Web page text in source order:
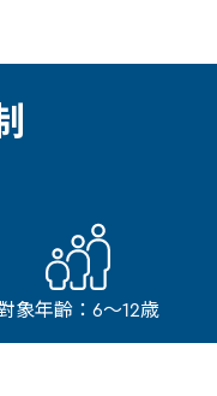
象年齡：6～12歳